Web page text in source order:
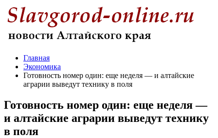
Главная
Экономика
Готовность номер один: еще неделя — и алтайские
аграрии выведут технику в поля
Готовность номер один: еще неделя —
и алтайские аграрии выведут технику
в поля